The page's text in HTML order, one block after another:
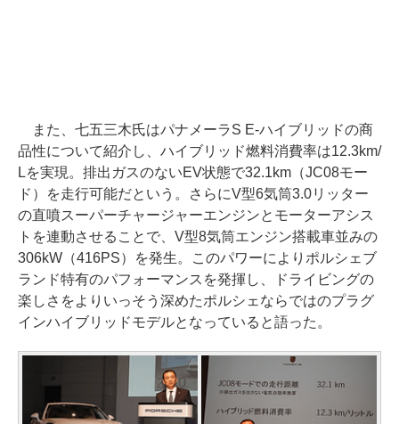
また、七五三木氏はパナメーラS E-ハイブリッドの商
品性について紹介し、ハイブリッド燃料消費率は12.3km/
Lを実現。排出ガスのないEV状態で32.1km（JC08モー
ド）を走行可能だという。さらにV型6気筒3.0リッター
の直噴スーパーチャージャーエンジンとモーターアシス
トを連動させることで、V型8気筒エンジン搭載車並みの
306kW（416PS）を発生。このパワーによりポルシェブ
ランド特有のパフォーマンスを発揮し、ドライビングの
楽しさをよりいっそう深めたポルシェならではのプラグ
インハイブリッドモデルとなっていると語った。